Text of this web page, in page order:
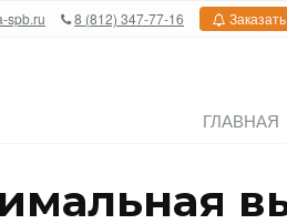
spb.ru 8 (812) 347-77-16
ГЛАВНАЯ